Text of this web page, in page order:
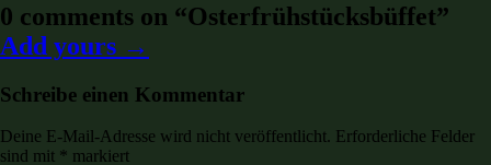
0 comments on “Osterfrühstücksbüffet”
Add yours →
Schreibe einen Kommentar
Deine E-Mail-Adresse wird nicht veröffentlicht. Erforderliche Felder
sind mit * markiert